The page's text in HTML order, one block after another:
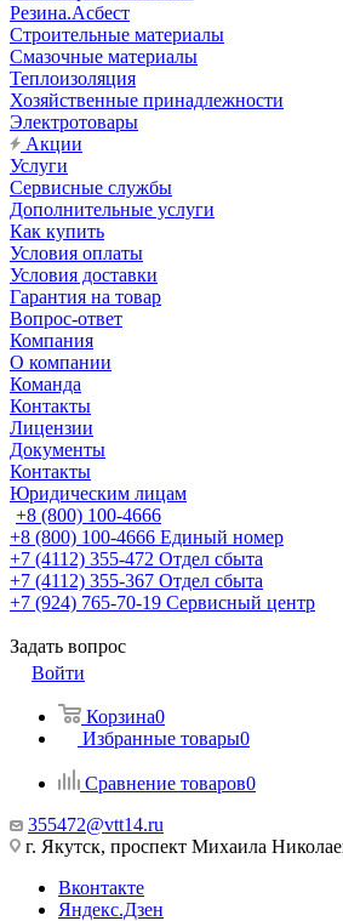
Резина.Асбест
Строительные материалы
Смазочные материалы
Теплоизоляция
Хозяйственные принадлежности
Электротовары
Акции
Услуги
Сервисные службы
Дополнительные услуги
Как купить
Условия оплаты
Условия доставки
Гарантия на товар
Вопрос-ответ
Компания
О компании
Команда
Контакты
Лицензии
Документы
Контакты
Юридическим лицам
+8 (800) 100-4666
+8 (800) 100-4666 Единый номер
+7 (4112) 355-472 Отдел сбыта
+7 (4112) 355-367 Отдел сбыта
+7 (924) 765-70-19 Сервисный центр
Задать вопрос
Войти
Корзина0
Избранные товары0
Сравнение товаров0
355472@vtt14.ru
г. Якутск, проспект Михаила
Вконтакте
Яндекс.Дзен